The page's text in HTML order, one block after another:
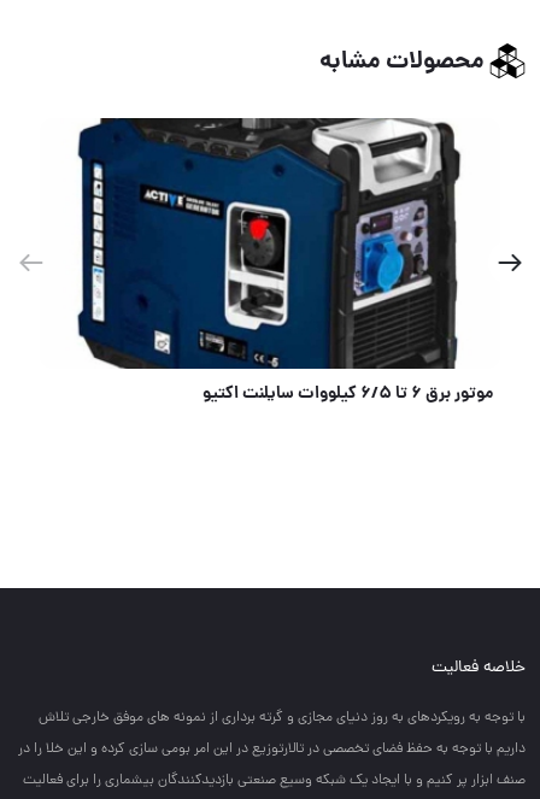
محصولات مشابه
خلاصه فعالیت
با توجه به رويكردهاي به روز دنياي مجازي و گرته برداري از نمونه هاي موفق خارجي تلاش
داريم با توجه به حفظ فضاي تخصصي در تالارتوزيع در اين امر بومي سازي كرده و اين خلا را در
صنف ابزار پر كنيم و با ايجاد يك شبكه وسيع صنعتي بازديدكنندگان بيشماري را براي فعاليت